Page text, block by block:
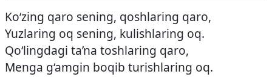
Ko‘zing qaro sening, qoshlaring qaro,
Yuzlaring oq sening, kulishlaring oq.
Qo‘lingdagi ta’na toshlaring qaro,
Menga g‘amgin boqib turishlaring oq.